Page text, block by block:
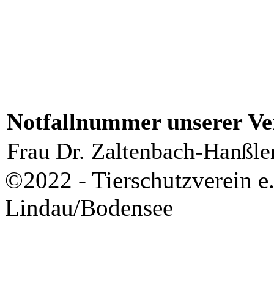
Notfallnummer unserer
Frau Dr. Zaltenbach-
©2022 - Tierschutzverein
Lindau/Bodensee